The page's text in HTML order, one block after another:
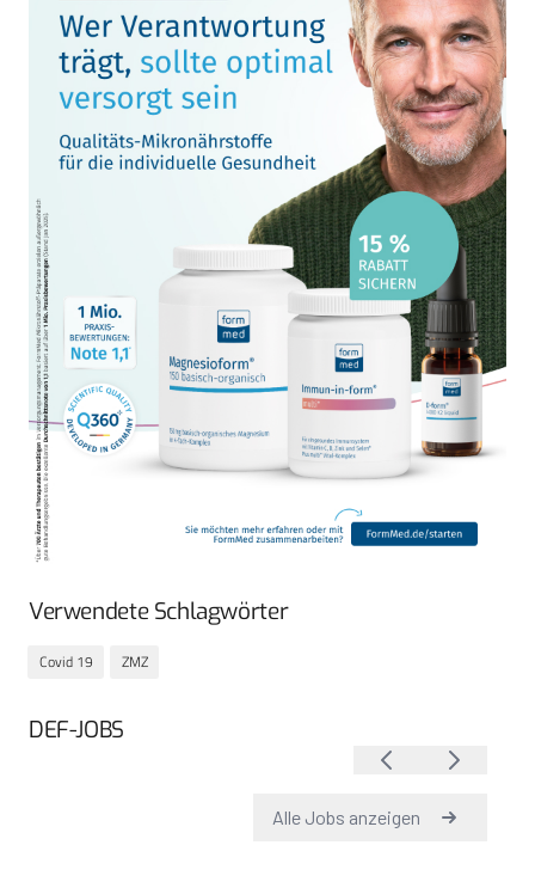
Verwendete Schlagwörter
Covid 19 ZMZ
DEF-JOBS